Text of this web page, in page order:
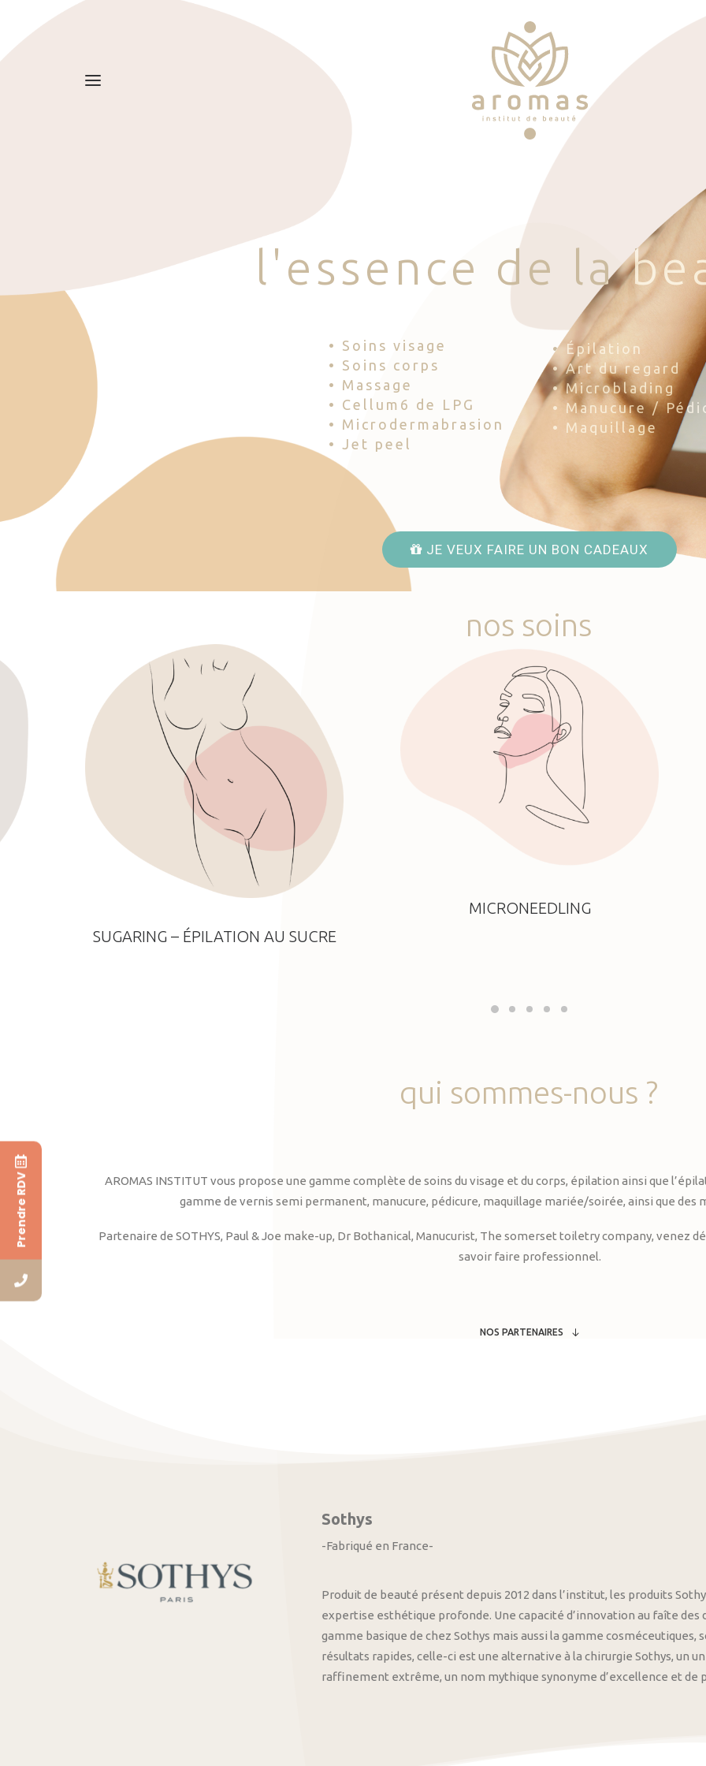
l 'esse nce d e la be
• Soins visage
• Soins corps
• Massage
• Cellum6 de LPG
• Microdermabrasion
• Jet peel
• Épilation
• Art du regard
• Microblading
• Manucure /
• Maquillage
JE VEUX FAIRE UN BON CADEAUX
nos soins
SUGARING – ÉPILATION AU SUCRE
MICRONEEDLING
qui sommes-nous ?
AROMAS INSTITUT vous propose une gamme complète de soins du visage et du corps, épilation ainsi que
gamme de vernis semi permanent, manucure, pédicure, maquillage mariée/soirée, ainsi que des
Partenaire de SOTHYS, Paul & Joe make-up, Dr Bothanical, Manucurist, The somerset toiletry company, venez
savoir faire professionnel.
NOS PARTENAIRES
Sothys
-Fabriqué en France-
Produit de beauté présent depuis 2012 dans l’institut, les produits
expertise esthétique profonde. Une capacité d’innovation au faîte
gamme basique de chez Sothys mais aussi la gamme
résultats rapides, celle-ci est une alternative à la chirurgie Sothys, un
raffinement extrême, un nom mythique synonyme d’excellence et de
Prendre RDV